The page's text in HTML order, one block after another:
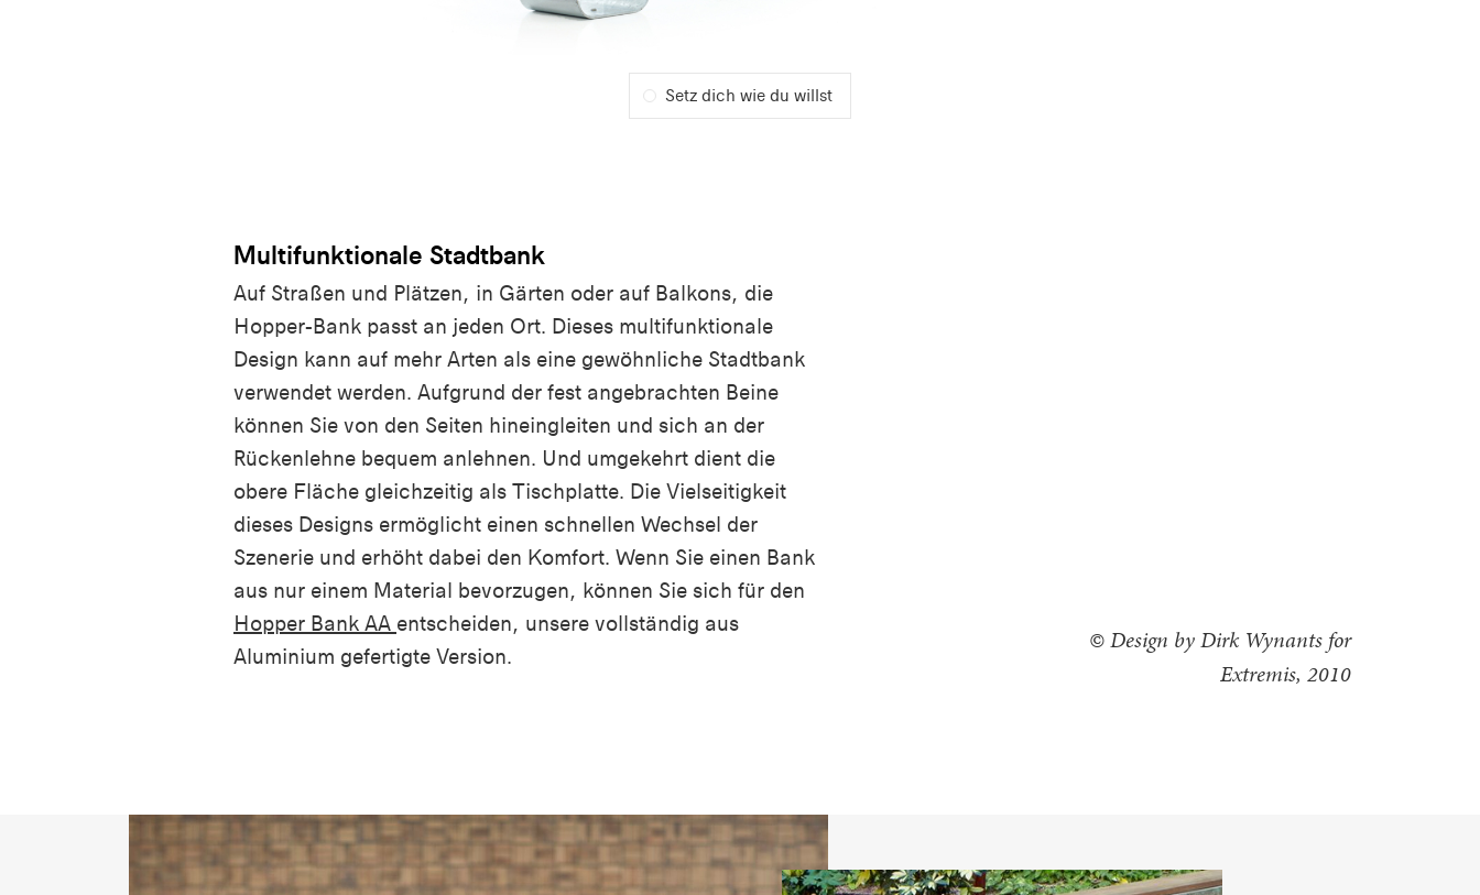
Setz dich wie du willst
Multifunktionale Stadtbank
Auf Straßen und Plätzen, in Gärten oder auf Balkons, die
Hopper-Bank passt an jeden Ort. Dieses multifunktionale
Design kann auf mehr Arten als eine gewöhnliche Stadtbank
verwendet werden. Aufgrund der fest angebrachten Beine
können Sie von den Seiten hineingleiten und sich an der
Rückenlehne bequem anlehnen. Und umgekehrt dient die
obere Fläche gleichzeitig als Tischplatte. Die Vielseitigkeit
dieses Designs ermöglicht einen schnellen Wechsel der
Szenerie und erhöht dabei den Komfort. Wenn Sie einen Bank
aus nur einem Material bevorzugen, können Sie sich für den
Hopper Bank AA entscheiden, unsere vollständig aus
Aluminium gefertigte Version.
© Design by Dirk Wynants for
Extremis, 2010